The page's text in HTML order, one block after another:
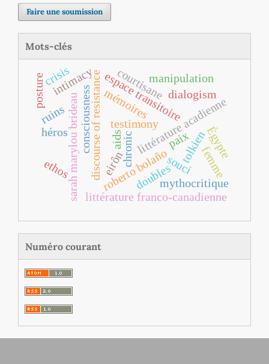
Faire une soumission
Mots-clés
roberto bolañosouci
chronic
discourse of resistance
littérature franco‐canadienne
littérature acadienne
sarah marylou brideau espace transitoire
testimony
doubles
héros
mythocritique
tolkien
mémoires
courtisane dialogism
intimacy
Égypte
paix
femme
consciousness aids
manipulation
ruins
crisis
ethos eirôn
posture
Numéro courant